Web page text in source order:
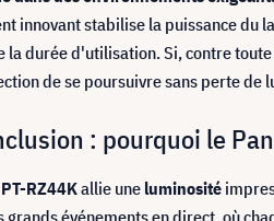
innovant stabilise la puissance du
la durée d'utilisation. Si, contre
de se poursuivre sans perte
: pourquoi le
PT-RZ44Kallie une luminosité
grands événements en direct, où